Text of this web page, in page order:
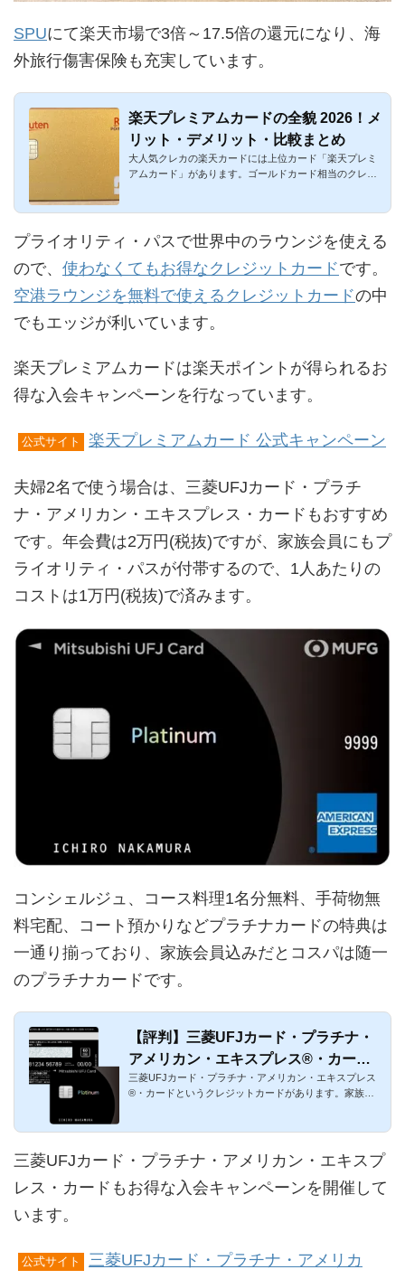
SPUにて楽天市場で3倍～17.5倍の還元になり、海
外旅行傷害保険も充実しています。
楽天プレミアムカードの全貌 2026！メ
リット・デメリット・比較まとめ
大人気クレカの楽天カードには上位カード「楽天プレミ
アムカード」があります。ゴールドカード相当のクレジ
プライオリティ・パスで世界中のラウンジを使える
ので、 使わなくてもお得なクレジットカードです。
空港ラウンジを無料で使えるクレジットカードの中
でもエッジが利いています。
楽天プレミアムカードは楽天ポイントが得られるお
得な入会キャンペーンを行なっています。
公式サイト 楽天プレミアムカード 公式キャンペーン
夫婦2名で使う場合は、三菱UFJカード・プラチ
ナ・アメリカン・エキスプレス・カードもおすすめ
です。年会費は2万円(税抜)ですが、家族会員にもプ
ライオリティ・パスが付帯するので、1人あたりの
コストは1万円(税抜)で済みます。
コンシェルジュ、コース料理1名分無料、手荷物無
料宅配、コート預かりなどプラチナカードの特典は
一通り揃っており、家族会員込みだとコスパは随一
のプラチナカードです。
【評判】三菱UFJカード・プラチナ・
アメリカン・エキスプレス®・カード
の口コミ！メリット・デメリット・ポ
イントまとめ
三菱UFJカード・プラチナ・アメリカン・エキスプレス
®・カードというクレジットカードがあります。家族会
三菱UFJカード・プラチナ・アメリカン・エキスプ
レス・カードもお得な入会キャンペーンを開催して
います。
公式サイト
三菱UFJカード・プラチナ・アメリカ